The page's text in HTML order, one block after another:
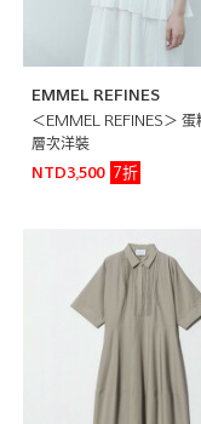
EMMEL REFINES
＜EMMEL REFINES＞ 蛋
層次洋裝
NTD3,500
7折